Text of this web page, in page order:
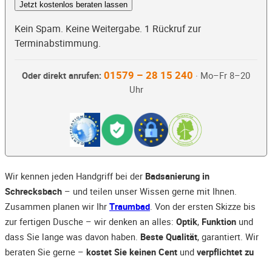
Jetzt kostenlos beraten lassen
Kein Spam. Keine Weitergabe. 1 Rückruf zur
Terminabstimmung.
Oder direkt anrufen: 01579 – 28 15 240 · Mo–Fr 8–20
Uhr
Wir kennen jeden Handgriff bei der Badsanierung in
Schrecksbach – und teilen unser Wissen gerne mit Ihnen.
Zusammen planen wir Ihr Traumbad. Von der ersten Skizze bis
zur fertigen Dusche – wir denken an alles: Optik, Funktion und
dass Sie lange was davon haben. Beste Qualität, garantiert. Wir
beraten Sie gerne – kostet Sie keinen Cent und verpflichtet zu